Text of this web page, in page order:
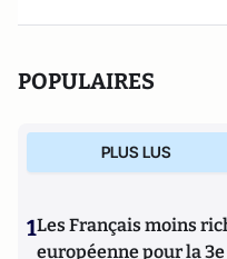
POPULAIRES
PLUS LUS
1Les Français moins
européenne pour la